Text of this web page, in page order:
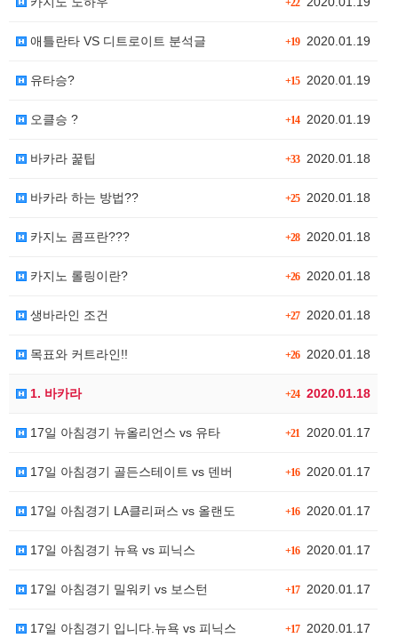
+192020.01.19
애틀란타 VS 디트로이트 분석글
+152020.01.19
유타승?
+142020.01.19
오클승 ?
+332020.01.18
바카라 꿅팁
+252020.01.18
바카라 하는 방법??
+282020.01.18
카지노 콤프란???
+262020.01.18
카지노 롤링이란?
+272020.01.18
생바라인 조건
+262020.01.18
목표와 커트라인!!
+242020.01.18
1. 바카라
+21 2020.01.17
17일 아침경기 뉴올리언스 vs 유타
+162020.01.17
17일 아침경기 골든스테이트 vs 덴버
+162020.01.17
17일 아침경기 LA클리퍼스 vs 올랜도
+162020.01.17
17일 아침경기 뉴욕 vs 피닉스
+172020.01.17
17일 아침경기 밀워키 vs 보스턴
+172020.01.17
17일 아침경기 입니다.뉴욕 vs 피닉스